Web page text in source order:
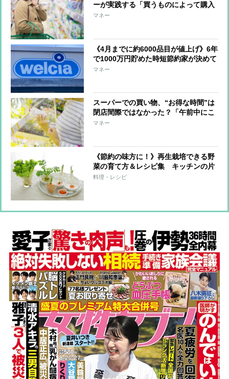
ーが実践する「買うものによって購入
場所をわける」節約ワザ 実際に利用
マネー
《4月までに約6000品目が値上げ》6年
で1000万円貯めた時短節約家が決めて
いる「スーパー＆コンビニで絶対買わ
マネー
スーパーでの買い物、“お得な時間”は
閉店間際ではなかった？「午前中にこ
そ行くべき」理由を節約アドバイザー
マネー
《節約の味方に！》再生栽培できる野
菜の育て方＆レシピ集 キッチンの片
隅でカンタン“水耕栽培”のすすめ
料理・レシピ